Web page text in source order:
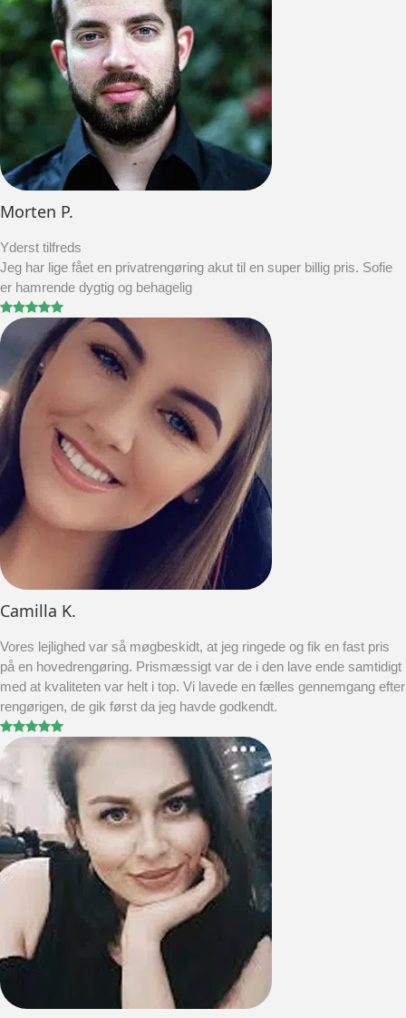
Morten P.
Yderst tilfreds
Jeg har lige fået en privatrengøring akut til en super billig pris. Sofie
er hamrende dygtig og behagelig
Camilla K.
Vores lejlighed var så møgbeskidt, at jeg ringede og fik en fast pris
på en hovedrengøring. Prismæssigt var de i den lave ende samtidigt
med at kvaliteten var helt i top. Vi lavede en fælles gennemgang efter
rengørigen, de gik først da jeg havde godkendt.